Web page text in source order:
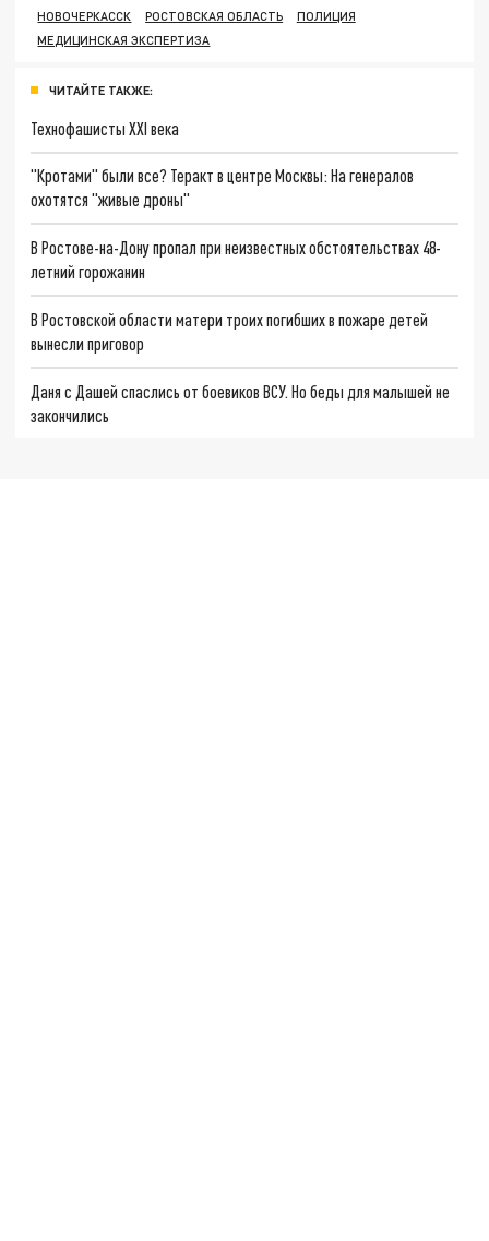
НОВОЧЕРКАССК
РОСТОВСКАЯ ОБЛАСТЬ
ПОЛИЦИЯ
МЕДИЦИНСКАЯ ЭКСПЕРТИЗА
ЧИТАЙТЕ ТАКЖЕ:
Технофашисты XXI века
"Кротами" были все? Теракт в центре Москвы: На генералов
охотятся "живые дроны"
В Ростове-на-Дону пропал при неизвестных обстоятельствах 48-
летний горожанин
В Ростовской области матери троих погибших в пожаре детей
вынесли приговор
Даня с Дашей спаслись от боевиков ВСУ. Но беды для малышей не
закончились